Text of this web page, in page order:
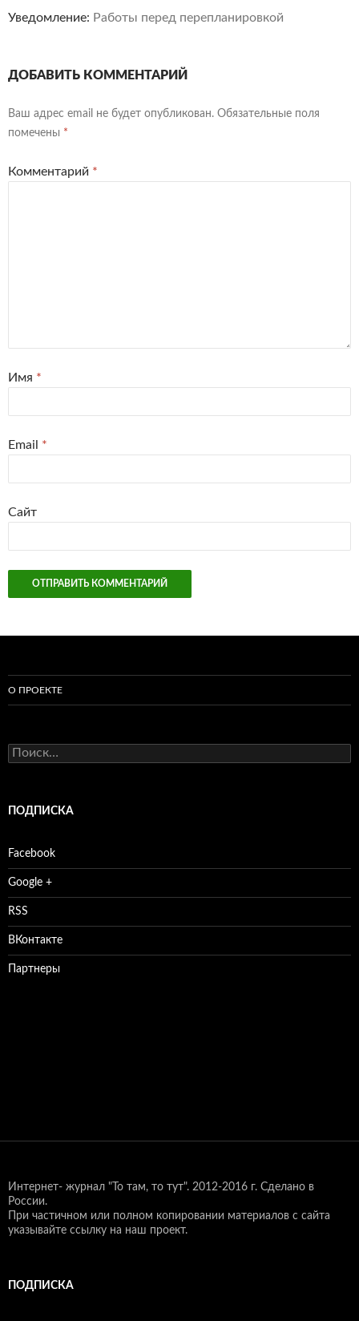
Уведомление: Работы перед перепланировкой
ДОБАВИТЬ КОММЕНТАРИЙ
Ваш адрес email не будет опубликован. Обязательные поля
помечены *
Комментарий *
Имя *
Email *
Сайт
О ПРОЕКТЕ
Найти:
ПОДПИСКА
Facebook
Google +
RSS
ВКонтакте
Партнеры
Интернет- журнал "То там, то тут". 2012-2016 г. Сделано в
России.
При частичном или полном копировании материалов с сайта
указывайте ссылку на наш проект.
ПОДПИСКА